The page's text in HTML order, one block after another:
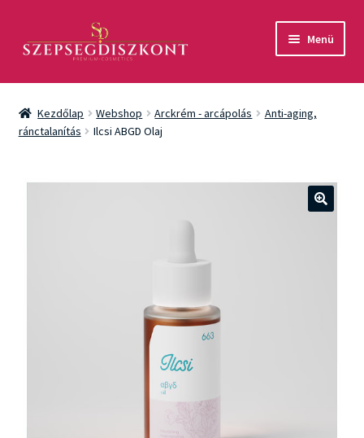
aa
Menü
Akció
Csomagok
Kezdőlap Webshop Arckrém - arcápolás
Anti-aging,
ránctalanítás
Ilcsi ABGD Olaj